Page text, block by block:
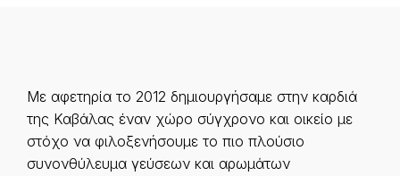
Με αφετηρία το 2012 δημιουργήσαμε στην καρδιά
της Καβάλας έναν χώρο σύγχρονο και οικείο με
στόχο να φιλοξενήσουμε το πιο πλούσιο
συνονθύλευμα γεύσεων και αρωμάτων